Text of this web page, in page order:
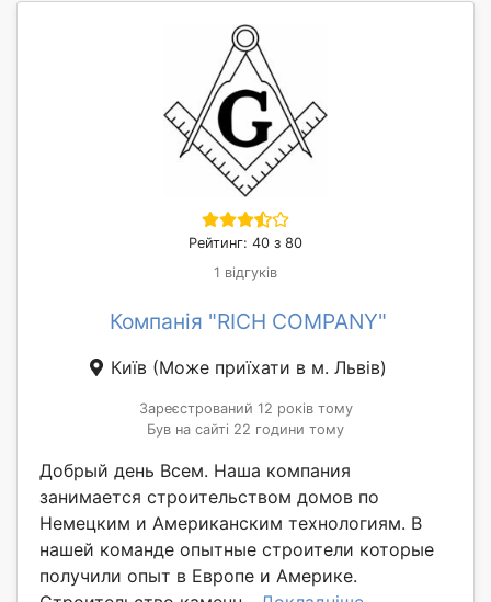
Рейтинг: 40 з 80
1 відгуків
Компанія "RICH COMPANY"
Київ (Може приїхати в м. Львів)
Зареєстрований 12 років тому
Був на сайті 22 години тому
Добрый день Всем. Наша компания
занимается строительством домов по
Немецким и Американским технологиям. В
нашей команде опытные строители которые
получили опыт в Европе и Америке.